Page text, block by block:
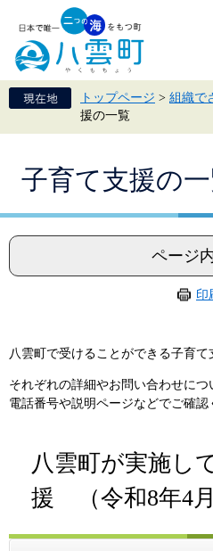
頭
で
飛
ば
て
トップページ > 組織で
援の一覧
子育て支援の
ページ
印
八雲町で受けることができる子育て
それぞれの詳細やお問い合わせに
電話番号や説明ページなどでご確認
八雲町が実施し
援 （令和8年4月